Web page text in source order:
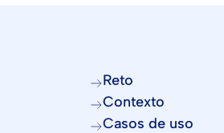
Reto
Contexto
Casos de uso